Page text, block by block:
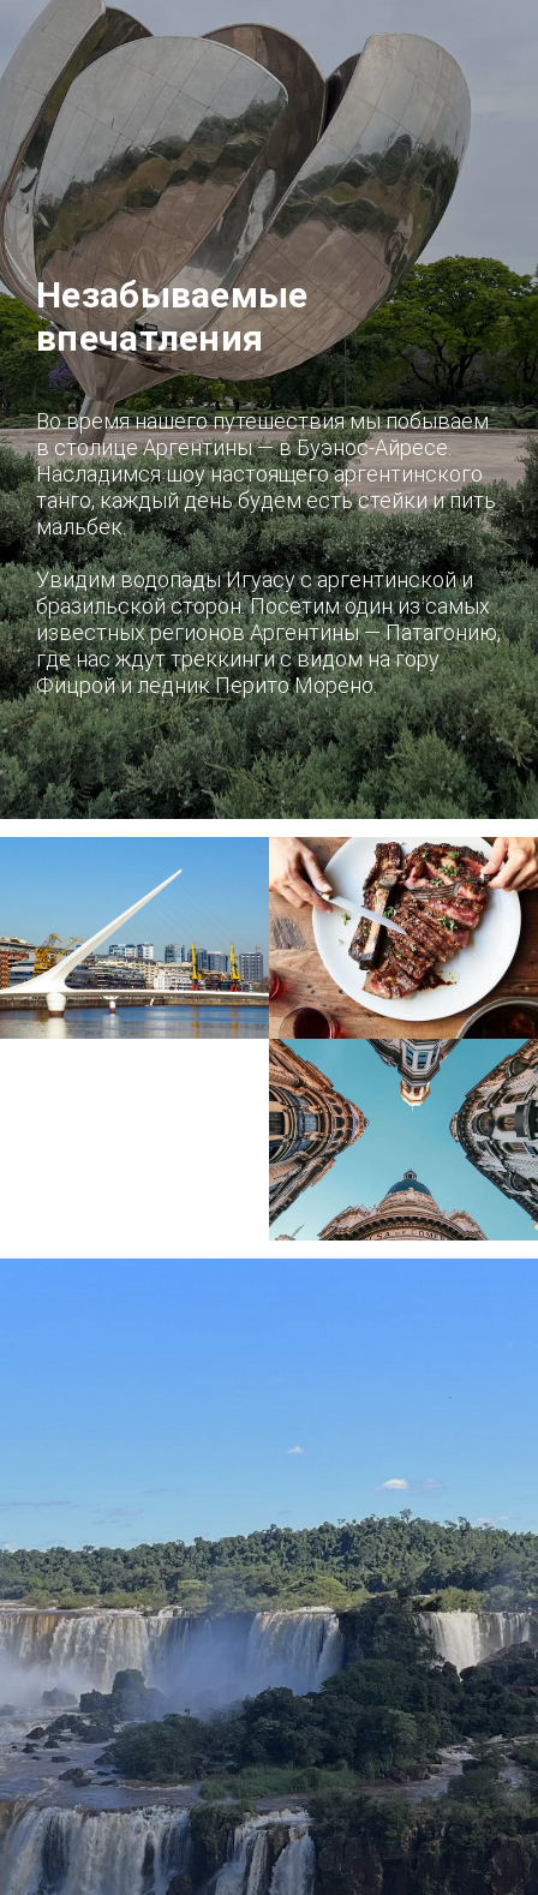
Незабываемые
впечатления
Во время нашего путешествия мы побываем
в столице Аргентины — в Буэнос-Айресе.
Насладимся шоу настоящего аргентинского
танго, каждый день будем есть стейки и пить
мальбек.
Увидим водопады Игуасу с аргентинской и
бразильской сторон. Посетим один из самых
известных регионов Аргентины — Патагонию,
где нас ждут треккинги с видом на гору
Фицрой и ледник Перито Морено.